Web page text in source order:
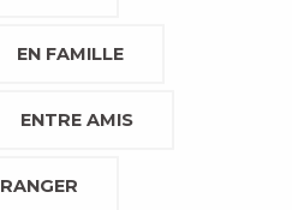
EN FAMILLE
ENTRE AMIS